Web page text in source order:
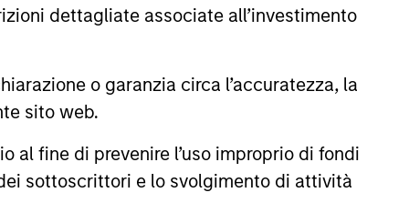
dettagliate associate all’investimento
o garanzia circa l’accuratezza, la
sito web.
al fine di prevenire l’uso improprio di fondi
sottoscrittori e lo svolgimento di attività
Form), mentre la sezione “Informazioni
gli investitori di Hong Kong. Copie gratuite in
statuto e delle relazioni annuali e semestrali e
Paese del SEE in cui esso è registrato per la vendita,
le commissioni e gli oneri relativi all’emissione e al
(“MSIM Ltd”).